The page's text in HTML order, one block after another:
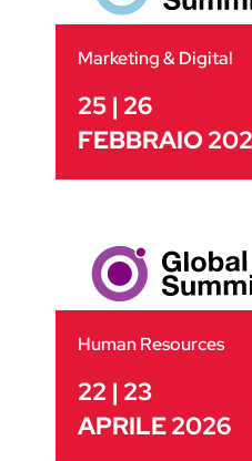
Marketing & Digital
25 | 26
FEBBRAIO
Human Resources
22 | 23
APRILE 2026